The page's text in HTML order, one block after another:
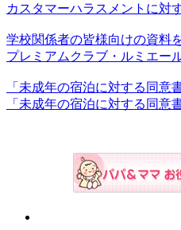
カスタマーハラスメントに対
学校関係者の皆様向けの資料
プレミアムクラブ・ルミエー
「未成年の宿泊に対する同意
「未成年の宿泊に対する同意